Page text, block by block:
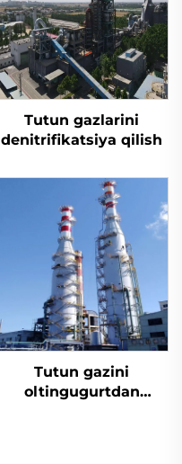
Tutun gazlarini
denitrifikatsiya qilish
Tutun gazini
oltingugurtdan